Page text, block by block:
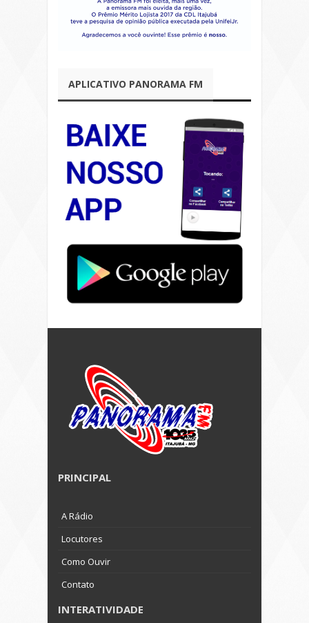
APLICATIVO PANORAMA FM
PRINCIPAL
A Rádio
Locutores
Como Ouvir
Contato
INTERATIVIDADE